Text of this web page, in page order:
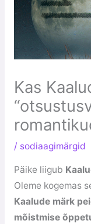
Kas
/ sodiaagimärgid
Päike liigub
Oleme kogemas
Kaalude märk
mõistmise